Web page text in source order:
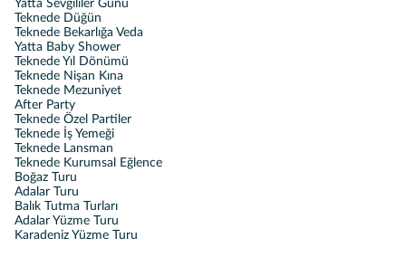
Yatta Sevgililer Günü
Teknede Düğün
Teknede Bekarlığa Veda
Yatta Baby Shower
Teknede Yıl Dönümü
Teknede Nişan Kına
Teknede Mezuniyet
After Party
Teknede Özel Partiler
Teknede İş Yemeği
Teknede Lansman
Teknede Kurumsal Eğlence
Boğaz Turu
Adalar Turu
Balık Tutma Turları
Adalar Yüzme Turu
Karadeniz Yüzme Turu